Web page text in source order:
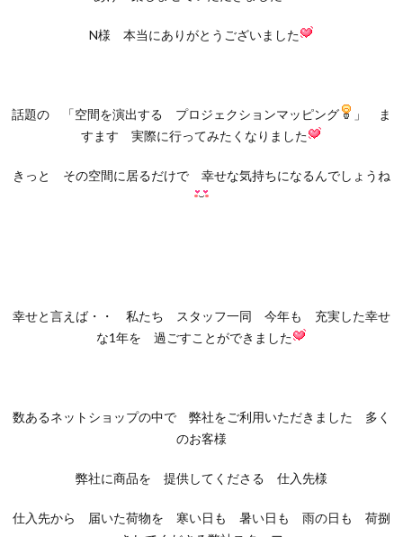
N様 本当にありがとうございました
話題の 「空間を演出する プロジェクションマッピング
」 ま
すます 実際に行ってみたくなりました
きっと その空間に居るだけで 幸せな気持ちになるんでしょうね
幸せと言えば・・ 私たち スタッフ一同 今年も 充実した幸せ
な1年を 過ごすことができました
数あるネットショップの中で 弊社をご利用いただきました 多く
のお客様
弊社に商品を 提供してくださる 仕入先様
仕入先から 届いた荷物を 寒い日も 暑い日も 雨の日も 荷捌